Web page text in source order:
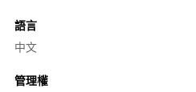
語言
中文
管理權